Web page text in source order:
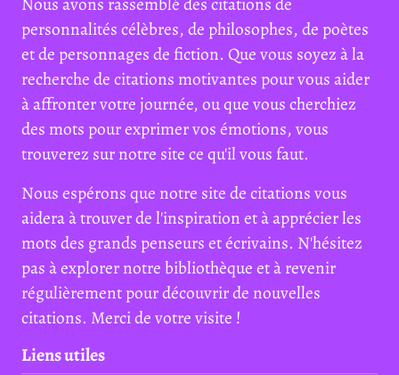
personnalités célèbres, de philosophes, de poètes
et de personnages de fiction. Que vous soyez à la
recherche de citations motivantes pour vous aider
à affronter votre journée, ou que vous cherchiez
des mots pour exprimer vos émotions, vous
trouverez sur notre site ce qu'il vous faut.
Nous espérons que notre site de citations vous
aidera à trouver de l'inspiration et à apprécier les
mots des grands penseurs et écrivains. N'hésitez
pas à explorer notre bibliothèque et à revenir
régulièrement pour découvrir de nouvelles
citations. Merci de votre visite !
Liens utiles